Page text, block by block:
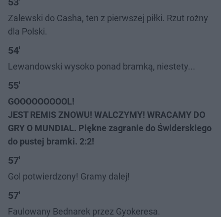
Zalewski do Casha, ten z pierwszej piłki. Rzut rożny
dla Polski.
54'
Lewandowski wysoko ponad bramką, niestety...
55'
GOOOOOOOOOL!
JEST REMIS ZNOWU! WALCZYMY! WRACAMY DO
GRY O MUNDIAL. Piękne zagranie do Świderskiego
do pustej bramki. 2:2!
57'
Gol potwierdzony! Gramy dalej!
57'
Faulowany Bednarek przez Gyokeresa.